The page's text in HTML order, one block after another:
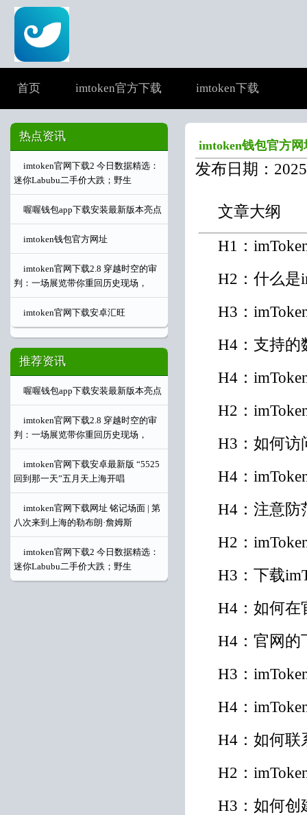
首页 imtoken官方下载 imtoken下载
imtoken钱包官方网
发布日期：
文章大纲
H1：
H2：什么是
H3：
H4：支持的
H4：
H2：
H3：如何访
H4：
H4：注意防
H2：
H3：下载
H4：如何在
H4：官网的
H3：
H4：
H4：如何联
H2：
H3：如何创
热点资讯
imtoken官网下载2 今日数据精选：
迷你Labubu二手价大跌；野生
喔喔钱包app下载安装最新版本亮点
imtoken钱包官方网址
imtoken官网下载2.8 穿越时空的审
判：一场展览带你重回历史现场，
imtoken官网下载安卓汇旺
推荐资讯
喔喔钱包app下载安装最新版本亮点
imtoken官网下载2.8 穿越时空的审
判：一场展览带你重回历史现场，
imtoken官网下载安卓最新版 “5525
回到那一天”五月天上海开唱
imtoken官网下载网址 铭记场面 | 第
八次来到上海的勒布朗·詹姆斯
imtoken官网下载2 今日数据精选：
迷你Labubu二手价大跌；野生